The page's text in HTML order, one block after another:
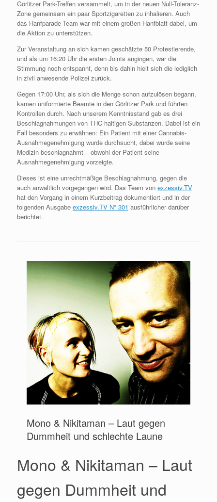
Görlitzer Park-Treffen versammelt, um in der neuen Null-Toleranz-
Zone gemeinsam ein paar Sportzigaretten zu inhalieren. Auch
das Hanfparade-Team war mit einem großen Hanfblatt dabei, um
die Aktion zu unterstützen.
Zur Veranstaltung an sich kamen geschätzte 50 Protestierende,
und als um 16:20 Uhr die ersten Joints angingen, war die
Stimmung noch entspannt, denn bis dahin hielt sich die lediglich
in zivil anwesende Polizei zurück.
Gegen 17:00 Uhr, als sich die Menge schon aufzulösen begann,
kamen uniformierte Beamte in den Görlitzer Park und führten
Kontrollen durch. Nach unserem Kenntnisstand gab es drei
Beschlagnahmungen von THC-haltigen Substanzen. Dabei ist ein
Fall besonders zu erwähnen: Ein Patient mit einer Cannabis-
Ausnahmegenehmigung wurde durchsucht, dabei wurde seine
Medizin beschlagnahmt – obwohl der Patient seine
Ausnahmegenehmigung vorzeigte.
Dieses ist eine unrechtmäßige Beschlagnahmung, gegen die
auch anwaltlich vorgegangen wird. Das Team von exzessiv.TV
hat den Vorgang in einem Kurzbeitrag dokumentiert und in der
folgenden Ausgabe exzessiv.TV N° 301 ausführlicher darüber
berichtet.
Mono & Nikitaman – Laut gegen
Dummheit und schlechte Laune
Mono & Nikitaman – Laut
gegen Dummheit und